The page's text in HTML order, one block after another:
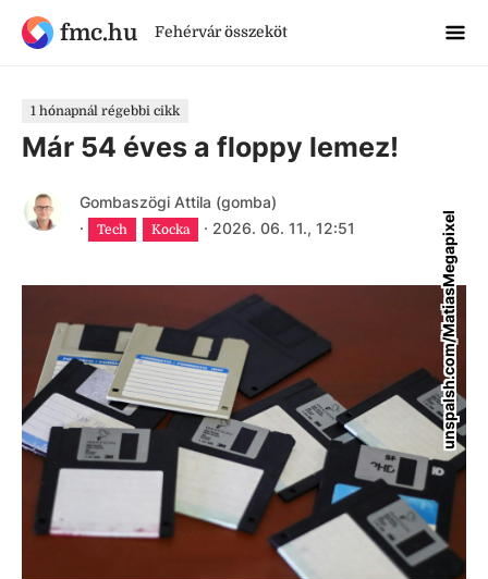
fmc.hu Fehérvár összeköt
1 hónapnál régebbi cikk
Már 54 éves a floppy lemez!
Gombaszögi Attila (gomba)
·
Tech Kocka · 2026. 06. 11., 12:51 unspalsh.com/MatiasMegapixel